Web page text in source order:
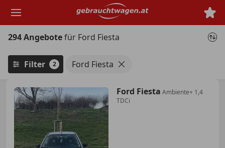
Hauptinhalt
294 Angebotefür Ford Fiesta
Filter 2 Ford Fiesta
Ford Fiesta Ambiente+ 1,4
TDCi